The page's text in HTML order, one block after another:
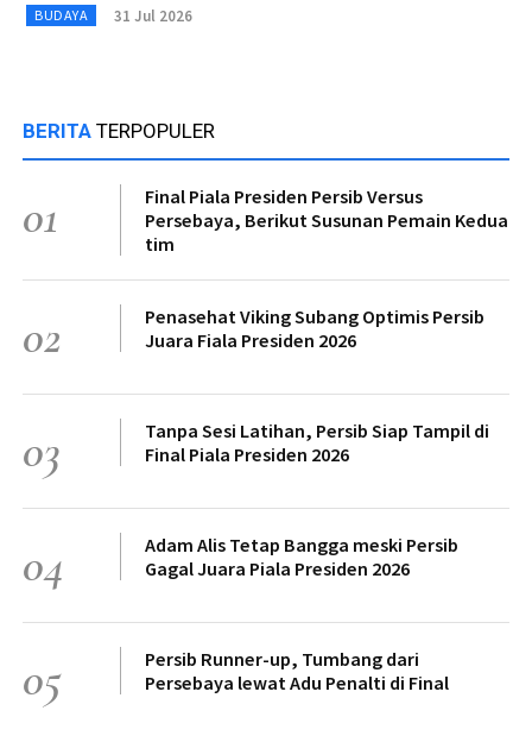
BUDAYA 31 Jul 2026
BERITA TERPOPULER
01
Final Piala Presiden Persib Versus
Persebaya, Berikut Susunan Pemain Kedua
tim
02
Penasehat Viking Subang Optimis Persib
Juara Fiala Presiden 2026
03
Tanpa Sesi Latihan, Persib Siap Tampil di
Final Piala Presiden 2026
04
Adam Alis Tetap Bangga meski Persib
Gagal Juara Piala Presiden 2026
05
Persib Runner-up, Tumbang dari
Persebaya lewat Adu Penalti di Final